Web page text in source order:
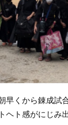
早くから錬成試
ヘト感がにじみ